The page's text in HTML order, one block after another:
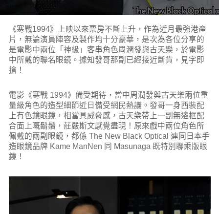
《寒戰1994》上映以來票房不斷上升，作為近月最強港產
片，無論演員陣容及製作均十分豪華，是次為各位分享的
是電影中兩位「神級」客串角色周潤發與古天樂，於電影
中所戴的聯名眼鏡。據知發哥那副已經接近斷貨，見字即
搶！
電影《寒戰 1994》備受期待，當中周潤發與古天樂兩位重
量級角色的造型細節近日備受網民熱議。發哥一身西裝配
上有色鏡眼鏡，相當具威脅感，古天樂帶上一副無邊框配
合面上嘅鬍鬚，莊嚴斯文感覺盡現！原來戲中兩位角色所
佩戴的兩副眼鏡，都係 The New Black Optical 連同日本手
造眼鏡品牌 Kame ManNen 同 Masunaga 既特別聯乘版眼
鏡！